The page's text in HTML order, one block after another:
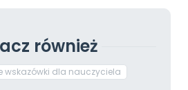
również
wskazówki dla nauczyciela